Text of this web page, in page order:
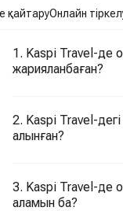
қайтаруОнлайн
1. Kaspi Travel-де
жарияланбаған?
2. Kaspi Travel-
алынған?
3. Kaspi Travel-де
аламын ба?